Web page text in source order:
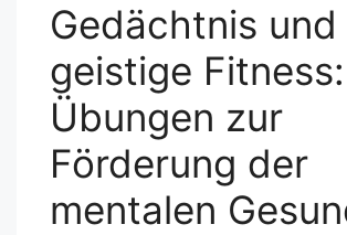
Gedächtnis und
geistige Fitness:
Übungen zur
Förderung der
mentalen